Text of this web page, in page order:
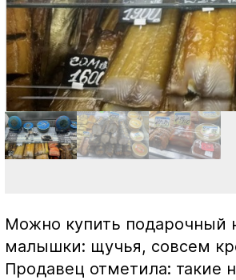
Можно купить подарочный
малышки: щучья, совсем
Продавец отметила: такие